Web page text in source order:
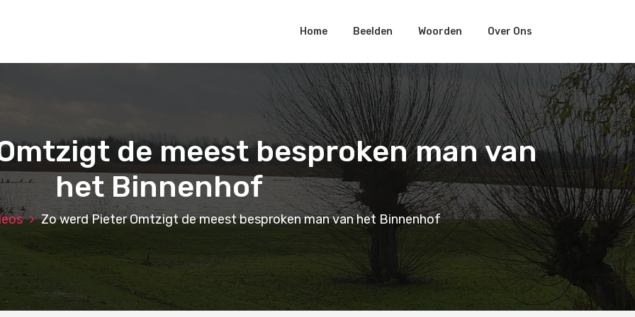
Home Beelden Woorden Over Ons
de meest besproken man van
het Binnenhof
Zo werd Pieter Omtzigt de meest besproken man van het Binnenhof